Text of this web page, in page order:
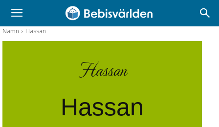
Namn Hassan
Hassan
Hassan